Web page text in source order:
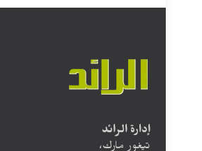
إدارة الرائد
تيغور مارك،